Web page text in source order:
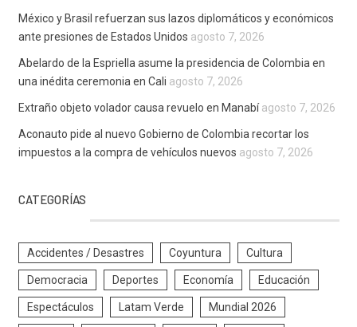
México y Brasil refuerzan sus lazos diplomáticos y económicos
ante presiones de Estados Unidos agosto 7, 2026
Abelardo de la Espriella asume la presidencia de Colombia en
una inédita ceremonia en Cali agosto 7, 2026
Extraño objeto volador causa revuelo en Manabí agosto 7, 2026
Aconauto pide al nuevo Gobierno de Colombia recortar los
impuestos a la compra de vehículos nuevos agosto 7, 2026
CATEGORÍAS
Accidentes / Desastres Coyuntura Cultura
Democracia Deportes Economía Educación
Espectáculos Latam Verde Mundial 2026